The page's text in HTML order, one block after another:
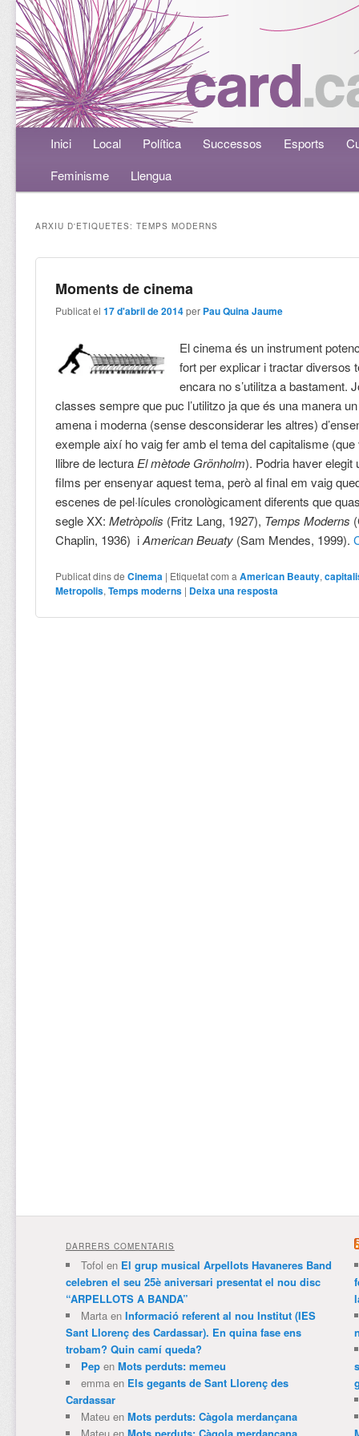
Menú principalAneu al contingut principal
Aneu al contingut secundari
Inici Local Política Successos Esports
Feminisme
Llengua
ARXIU D'ETIQUETES:TEMPS MODERNS
Moments de cinema
Publicat el17 d'abril de 2014 per Pau Quina Jaume
El cinema és un instrument
fort per explicar i tractar diversos
encara no s’utilitza a bastament.
classes sempre que puc l’utilitzo ja que és una manera
amena i moderna (sense desconsiderar les altres)
exemple així ho vaig fer amb el tema del capitalisme
llibre de lectura El mètode Grönholm). Podria haver elegit
films per ensenyar aquest tema, però al final em vaig
escenes de pel·lícules cronològicament diferents que
segle XX:Metròpolis (Fritz Lang, 1927), Temps Moderns
Chaplin, 1936) iAmerican Beuaty (Sam Mendes, 1999).
Publicat dins de Cinema | Etiquetat com a American Beauty,
Metropolis,Temps moderns | Deixa una resposta
DARRERS COMENTARIS
Tofol en El grup musical Arpellots Havaneres Band
celebren el seu 25è aniversari presentat el nou disc
“ARPELLOTS A BANDA”
Martaen Informació referent al nou Institut (IES
Sant Llorenç des Cardassar). En quina fase ens
trobam? Quin camí queda?
Pepen Mots perduts: memeu
emmaen Els gegants de Sant Llorenç des
Cardassar
Mateuen Mots perduts: Càgola merdançana